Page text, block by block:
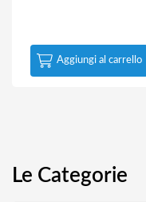
Aggiungi al carrello
Le Categorie